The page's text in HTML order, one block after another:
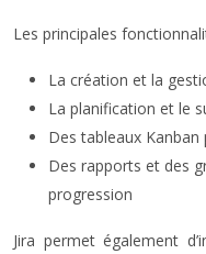
Les principales
La création et la
La planification et le
Des tableaux Kanban
Des rapports et des
progression
Jira permet également